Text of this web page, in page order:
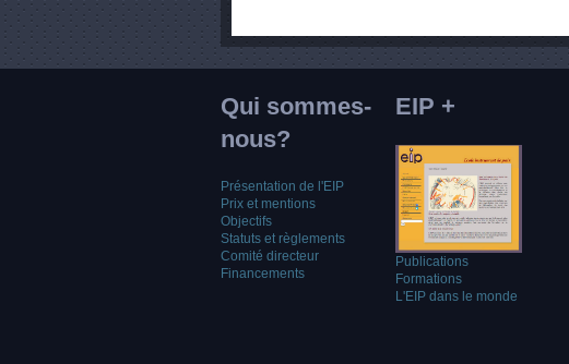
Qui sommes-
nous?
Présentation de l'EIP
Prix et mentions
Objectifs
Statuts et règlements
Comité directeur
Financements
EIP +
Publications
Formations
L'EIP dans le monde